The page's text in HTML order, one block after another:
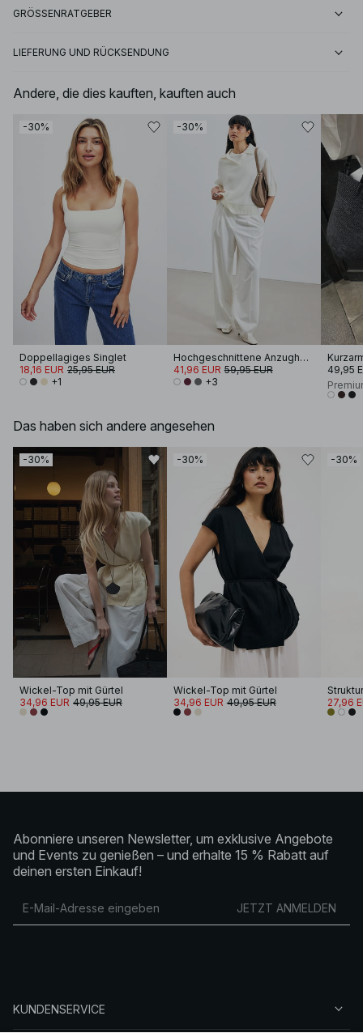
GRÖSSENRATGEBER
LIEFERUNG UND RÜCKSENDUNG
Andere, die dies kauften, kauften auch
-30%
Doppellagiges Singlet
18,16 EUR 25,95 EUR
+1
-30%
Hochgeschnittene Anzughose
41,96 EUR 59,95 EUR
+3
49,95
Das haben sich andere angesehen
-30%
Wickel-Top mit Gürtel
34,96 EUR 49,95 EUR
-30%
Wickel-Top mit Gürtel
34,96 EUR 49,95 EUR
-30%
27,96
Abonniere unseren Newsletter, um exklusive Angebote
und Events zu genießen – und erhalte 15 % Rabatt auf
deinen ersten Einkauf!
JETZT ANMELDEN
KUNDENSERVICE